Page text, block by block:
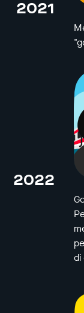
2021
2022
di